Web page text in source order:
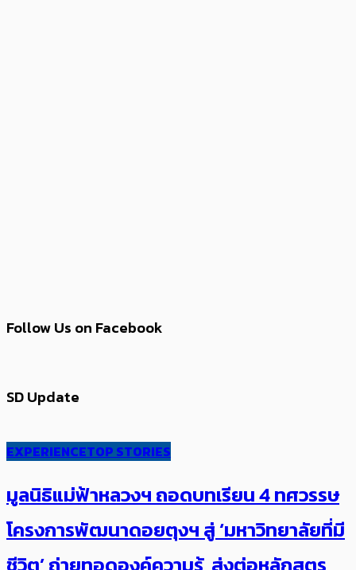
Follow Us on Facebook
SD Update
EXPERIENCETOP STORIES
มูลนิธิแม่ฟ้าหลวงฯ ถอดบทเรียน 4 ทศวรรษ
โครงการพัฒนาดอยตุงฯ สู่ ‘มหาวิทยาลัยที่มี